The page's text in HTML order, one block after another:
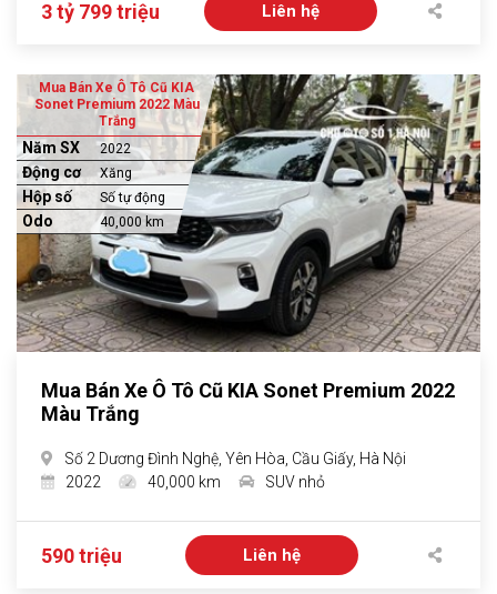
3 tỷ 799 triệu Liên hệ
Mua Bán Xe Ô Tô Cũ KIA
Sonet Premium 2022 Màu
Trắng
Năm SX 2022
Động cơ Xăng
Hộp số Số tự động
Odo 40,000 km
Mua Bán Xe Ô Tô Cũ KIA Sonet Premium 2022
Màu Trắng
Số 2 Dương Đình Nghệ, Yên Hòa, Cầu Giấy, Hà Nội
2022
40,000 km SUV nhỏ
590 triệu Liên hệ